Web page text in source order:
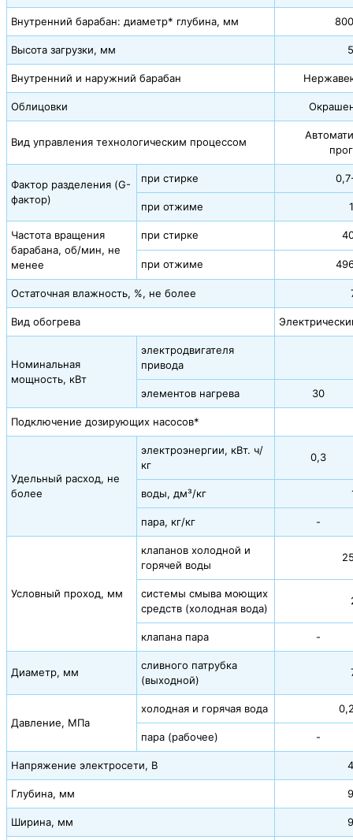
Внутренний барабан: диаметр* глубина, мм
Высота загрузки, мм
Внутренний и наружний барабан
Облицовки
Вид управления технологическим процессом
Фактор разделения (G-
фактор)
при стирке
при отжиме
Частота вращения
барабана, об/мин, не
менее
при стирке
при отжиме
Остаточная влажность, %, не более
Вид обогрева
Номинальная
мощность, кВт
электродвигателя
привода
элементов нагрева 30
Подключение дозирующих насосов*
Удельный расход, не
более
электроэнергии, кВт. ч/
кг
0,3
воды, дм³/кг
пара, кг/кг -
Условный проход, мм
клапанов холодной и
горячей воды
системы смыва моющих
средств (холодная вода)
клапана пара -
Диаметр, мм
сливного патрубка
(выходной)
Давление, МПа
холодная и горячая вода
пара (рабочее) -
Напряжение электросети, В
Глубина, мм
Ширина, мм